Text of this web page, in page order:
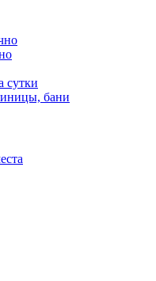
сутки
бани